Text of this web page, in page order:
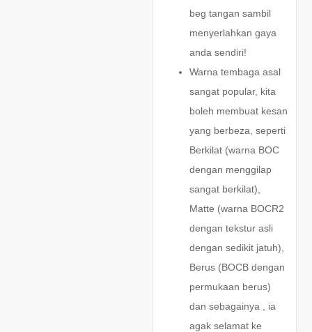
beg tangan sambil
menyerlahkan gaya
anda sendiri!
Warna tembaga asal
sangat popular, kita
boleh membuat kesan
yang berbeza, seperti
Berkilat (warna BOC
dengan menggilap
sangat berkilat),
Matte (warna BOCR2
dengan tekstur asli
dengan sedikit jatuh),
Berus (BOCB dengan
permukaan berus)
dan sebagainya , ia
agak selamat ke